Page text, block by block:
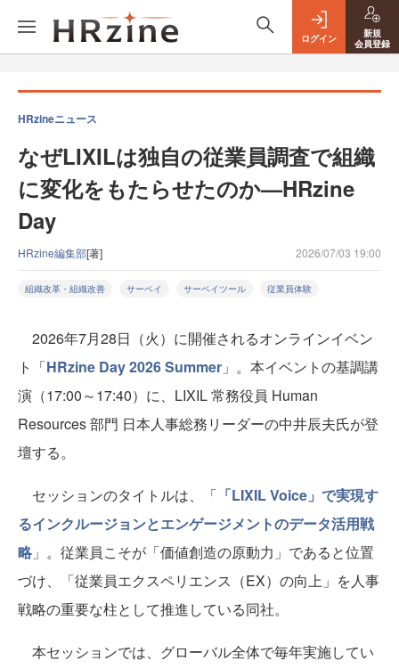
ログイン
新規
会員登録
HRzineニュース
なぜLIXILは独自の従業員調査で組織
に変化をもたらせたのか—HRzine
Day
HRzine編集部[著] 2026/07/03 19:00
組織改革・組織改善 サーベイ サーベイツール 従業員体験
2026年7月28日（火）に開催されるオンラインイベン
ト「HRzine Day 2026 Summer 」。本イベントの基調講
演（17:00～17:40）に、LIXIL 常務役員 Human
Resources 部門 日本人事総務リーダーの中井辰夫氏が登
壇する。
セッションのタイトルは、「 「LIXIL Voice」で実現す
るインクルージョンとエンゲージメントのデータ活用戦
略 」。従業員こそが「価値創造の原動力」であると位置
づけ、「従業員エクスペリエンス（EX）の向上」を人事
戦略の重要な柱として推進している同社。
本セッションでは、グローバル全体で毎年実施してい